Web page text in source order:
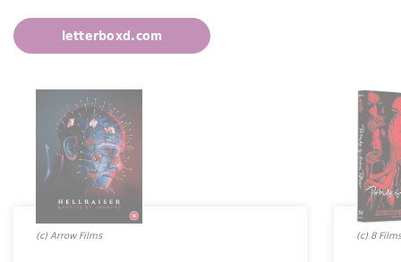
letterboxd.com
(c) Arrow Films (c) 8